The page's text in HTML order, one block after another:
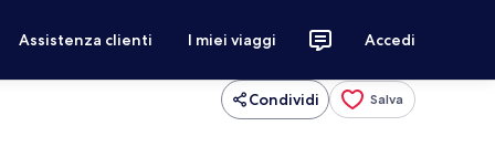
Assistenza clienti I miei viaggi Accedi
Condividi Salva